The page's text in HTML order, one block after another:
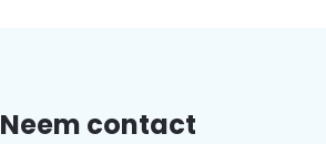
Neem contact